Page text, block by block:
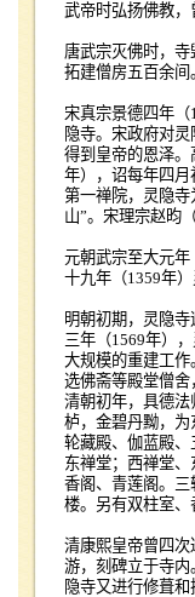
武帝时弘扬佛教
唐武宗灭佛时，
拓建僧房五百余间
宋真宗景德四年（
隐寺。宋政府对
得到皇帝的恩泽。
年），诏每年四月
第一禅院，灵隐
山”。宋理宗赵昀（
元朝武宗至大元年
十九年（1359年）
明朝初期，灵隐
三年（1569年）
大规模的重建工
选佛斋等殿堂僧舍
清朝初年，具德
栌，金碧丹黝，
轮藏殿、伽蓝殿
东禅堂；西禅堂
香阁、青莲阁。
楼。另有双柱室
清康熙皇帝曾四
游，刻碑立于寺
隐寺又进行修葺